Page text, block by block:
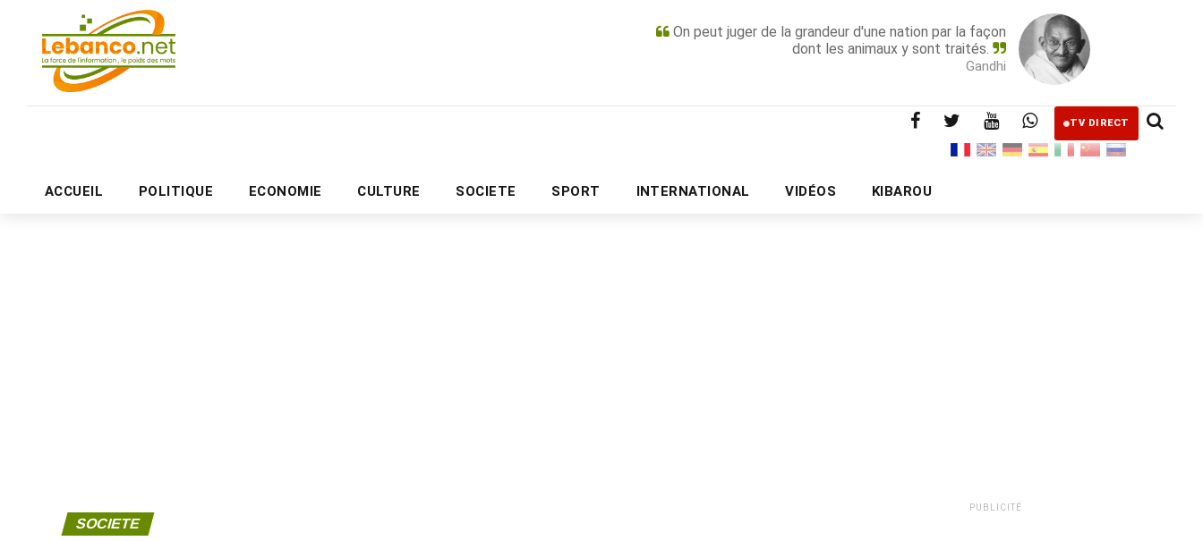
On peut juger de la grandeur d'une nation par la façon
dont les animaux y sont traités.
Gandhi
TV DIRECT
ACCUEIL POLITIQUE ECONOMIE CULTURE SOCIETE SPORT INTERNATIONAL VIDÉOS KIBAROU
PUBLICITÉ
SOCIETE
PUBLICITÉ